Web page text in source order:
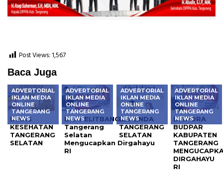
Post Views: 1,567
Baca Juga
ADVERTORIAL
IKLAN MEDIA
ONLINE
TANGERANG
NEWS
DINAS
KESEHATAN
TANGERANG
SELATAN
ADVERTORIAL
IKLAN MEDIA
ONLINE
TANGERANG
NEWS
BAPPELITBANGDA
Tangerang
Selatan
Mengucapkan Dirgahayu
RI
ADVERTORIAL
IKLAN MEDIA
ONLINE
TANGERANG
NEWS
BAPENDA
TANGERANG
SELATAN
ADVERTORIAL
IKLAN MEDIA
ONLINE
TANGERANG
NEWS
DISPORA
BUDPAR
KABUPATEN
TANGERANG
DIRGAHAYU
RI